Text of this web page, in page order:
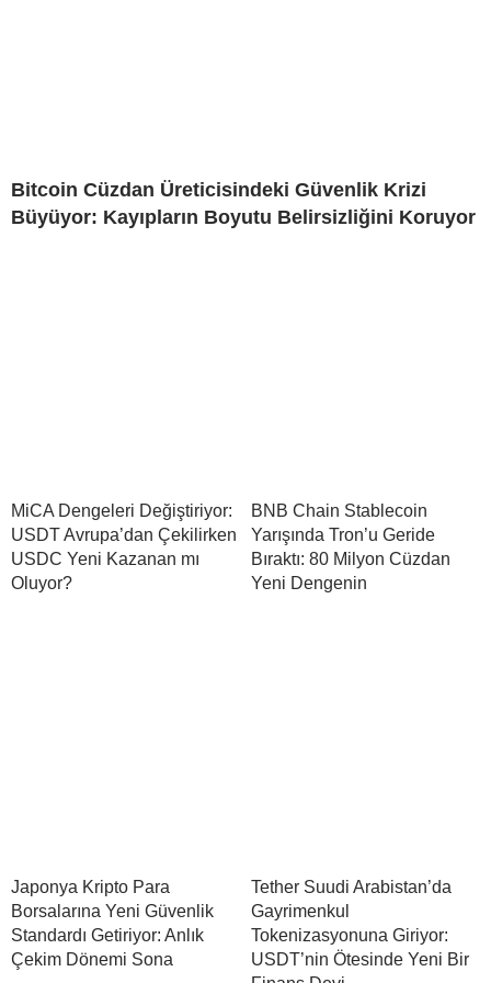
Bitcoin Cüzdan Üreticisindeki Güvenlik Krizi
Büyüyor: Kayıpların Boyutu Belirsizliğini Koruyor
MiCA Dengeleri Değiştiriyor:
USDT Avrupa’dan Çekilirken
USDC Yeni Kazanan mı
Oluyor?
BNB Chain Stablecoin
Yarışında Tron’u Geride
Bıraktı: 80 Milyon Cüzdan
Yeni Dengenin
Japonya Kripto Para
Borsalarına Yeni Güvenlik
Standardı Getiriyor: Anlık
Çekim Dönemi Sona
Tether Suudi Arabistan’da
Gayrimenkul
Tokenizasyonuna Giriyor:
USDT’nin Ötesinde Yeni Bir